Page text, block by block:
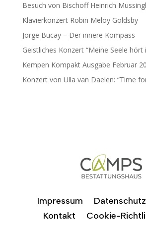
Besuch von Bischoff Heinrich
Klavierkonzert Robin Meloy Goldsby
Jorge Bucay – Der innere Kompass
Geistliches Konzert “Meine Seele hört
Kempen Kompakt Ausgabe Februar
Konzert von Ulla van Daelen: “Time
Impressum
Kontakt
Cookie-